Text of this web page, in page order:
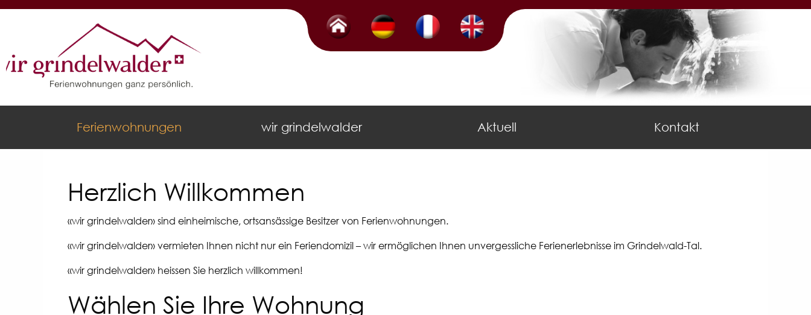
Ferienwohnungen wir grindelwalder Aktuell Kontakt
Herzlich Willkommen
«wir grindelwalder» sind einheimische, ortsansässige Besitzer von Ferienwohnungen.
«wir grindelwalder» vermieten Ihnen nicht nur ein Feriendomizil – wir ermöglichen Ihnen unvergessliche Ferienerlebnisse im Grindelwald-Tal.
«wir grindelwalder» heissen Sie herzlich willkommen!
Wählen Sie Ihre Wohnung